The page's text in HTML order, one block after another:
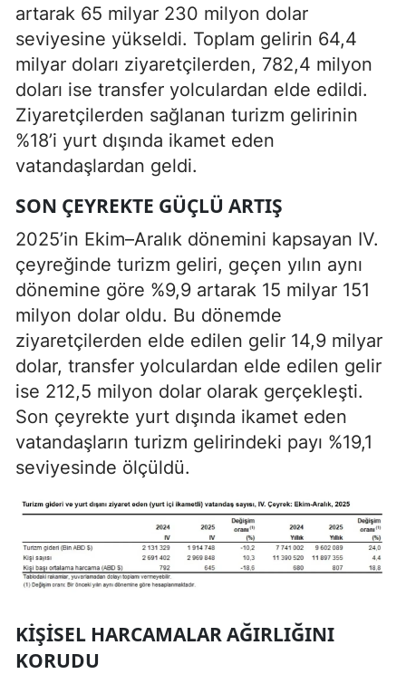
artarak 65 milyar 230 milyon dolar
seviyesine yükseldi. Toplam gelirin 64,4
milyar doları ziyaretçilerden, 782,4 milyon
doları ise transfer yolculardan elde edildi.
Ziyaretçilerden sağlanan turizm gelirinin
%18’i yurt dışında ikamet eden
vatandaşlardan geldi.
SON ÇEYREKTE GÜÇLÜ ARTIŞ
2025’in Ekim–Aralık dönemini kapsayan IV.
çeyreğinde turizm geliri, geçen yılın aynı
dönemine göre %9,9 artarak 15 milyar 151
milyon dolar oldu. Bu dönemde
ziyaretçilerden elde edilen gelir 14,9 milyar
dolar, transfer yolculardan elde edilen gelir
ise 212,5 milyon dolar olarak gerçekleşti.
Son çeyrekte yurt dışında ikamet eden
vatandaşların turizm gelirindeki payı %19,1
seviyesinde ölçüldü.
KIŞISEL HARCAMALAR AĞIRLIĞINI
KORUDU